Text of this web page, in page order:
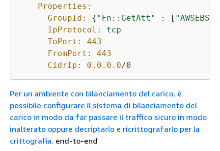
Properties:
GroupId:
{ "Fn::GetAtt" : [
IpProtocol:
tcp
ToPort:
443
FromPort:
443
CidrIp:
0.0 .0 .0/0
Per un ambiente con bilanciamento del carico, è
possibile configurare il sistema di bilanciamento del
carico in modo da far passare il traffico sicuro in modo
inalterato oppure decriptarlo e ricrittografarlo per la
crittografia. end-to-end